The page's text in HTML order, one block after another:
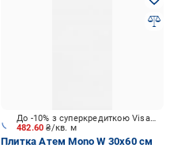
482.60₴/кв. м
До -10% з суперкредиткою Visa Вигода
Плитка Атем Mono W 30x60 см